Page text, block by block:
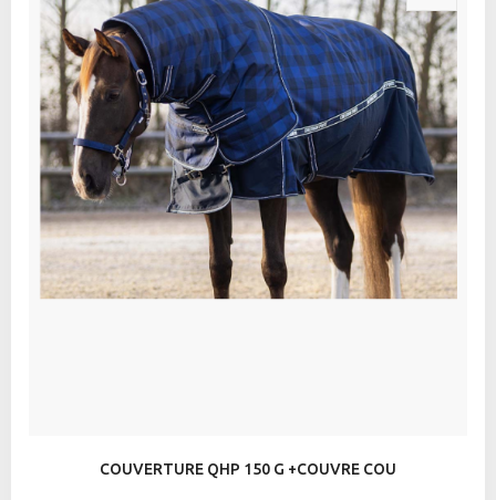
COUVERTURE QHP 150 G +COUVRE COU